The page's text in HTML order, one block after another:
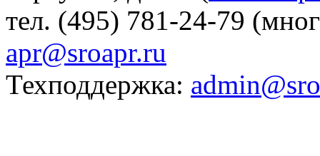
тел. (495) 781-24-79
apr@sroapr.ru
Техподдержка: